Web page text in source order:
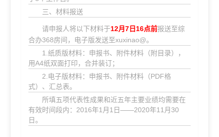
三、材料报送
请申报人将以下材料于12月7日16点前报送至综
合办368房间，电子版发送至xuxinao@。
1.纸质版材料：申报书、附件材料（附目录），
用A4纸双面打印，合并装订；
2.电子版材料：申报书、附件材料（PDF格
式）、汇总表。
所填五项代表性成果和近五年主要业绩均需要在
有效时间段内：2016年1月1日——2020年11月30
日。